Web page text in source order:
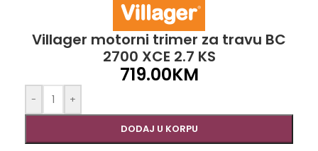
Villager motorni trimer za travu BC
2700 XCE 2.7 KS
719.00KM
- +
DODAJ U KORPU